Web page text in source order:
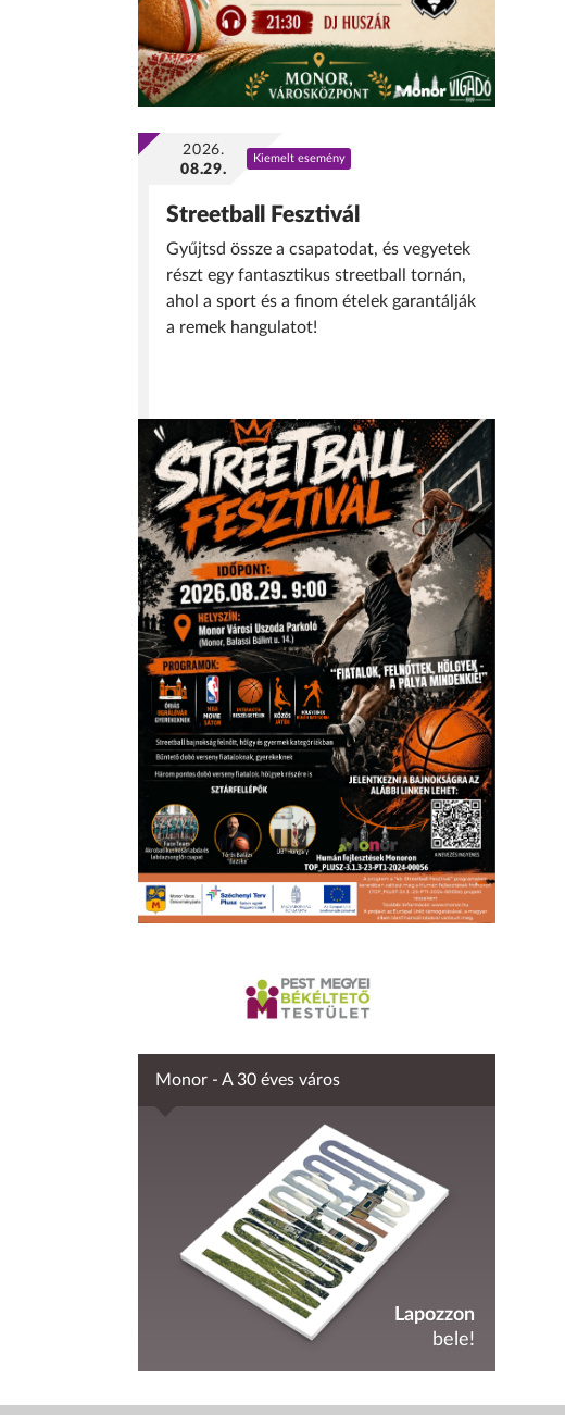
2026.
08.29.
Kiemelt esemény
Streetball Fesztivál
Gyűjtsd össze a csapatodat, és vegyetek
részt egy fantasztikus streetball tornán,
ahol a sport és a finom ételek garantálják
a remek hangulatot!
Monor - A 30 éves város
Lapozzon
bele!